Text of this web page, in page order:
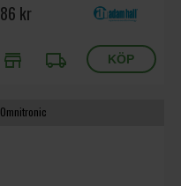
86 kr
store local_shipping
Omnitronic